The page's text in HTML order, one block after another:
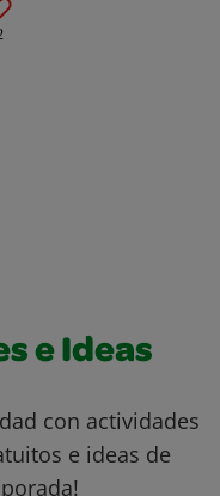
e Ideas
con actividades
e ideas de